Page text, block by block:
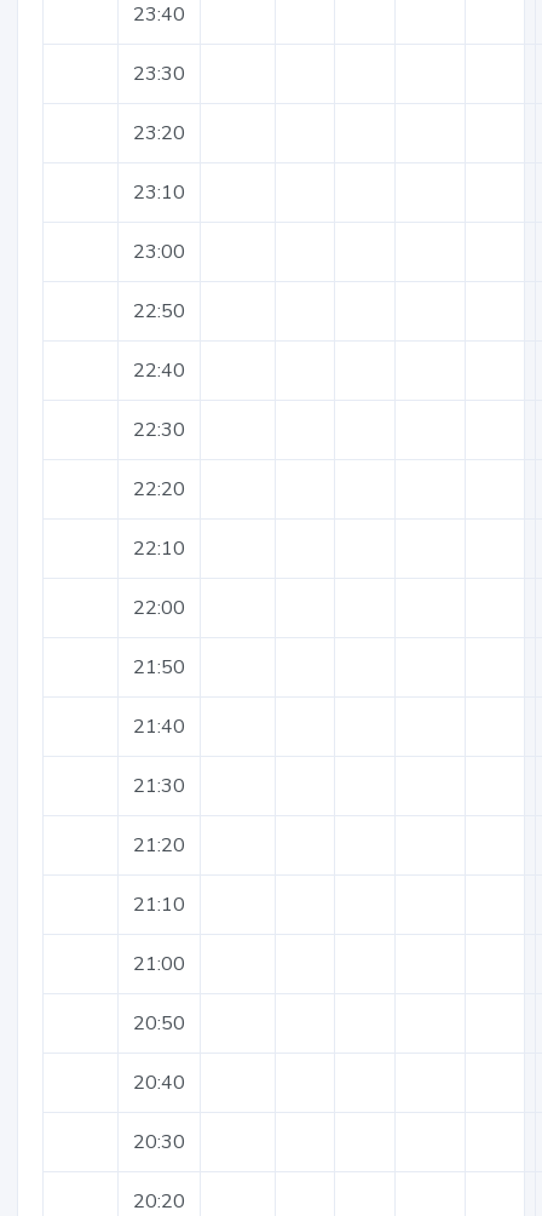
23:40
23:30
23:20
23:10
23:00
22:50
22:40
22:30
22:20
22:10
22:00
21:50
21:40
21:30
21:20
21:10
21:00
20:50
20:40
20:30
20:20